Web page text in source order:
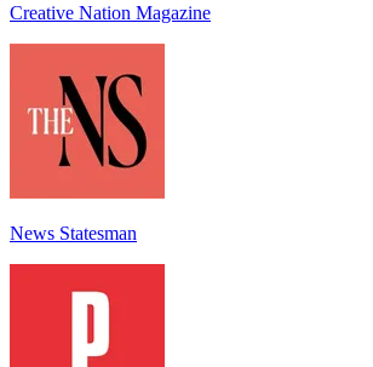
Creative Nation Magazine
News Statesman